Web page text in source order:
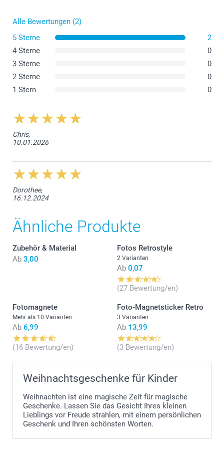
Alle Bewertungen (2)
5 Sterne
2
4 Sterne
0
3 Sterne
0
2 Sterne
0
1 Stern
0
Chris,
10.01.2026
Dorothee,
16.12.2024
Ähnliche Produkte
Zubehör & Material
Ab 3,00
Fotos Retrostyle
2 Varianten
Ab 0,07
(27 Bewertung/en)
Fotomagnete
Mehr als 10 Varianten
Ab 6,99
(16 Bewertung/en)
Foto-Magnetsticker Retro
3 Varianten
Ab 13,99
(3 Bewertung/en)
Weihnachtsgeschenke für Kinder
Weihnachten ist eine magische Zeit für magische
Geschenke. Lassen Sie das Gesicht Ihres kleinen
Lieblings vor Freude strahlen, mit einem persönlichen
Geschenk und Ihren schönsten Worten.